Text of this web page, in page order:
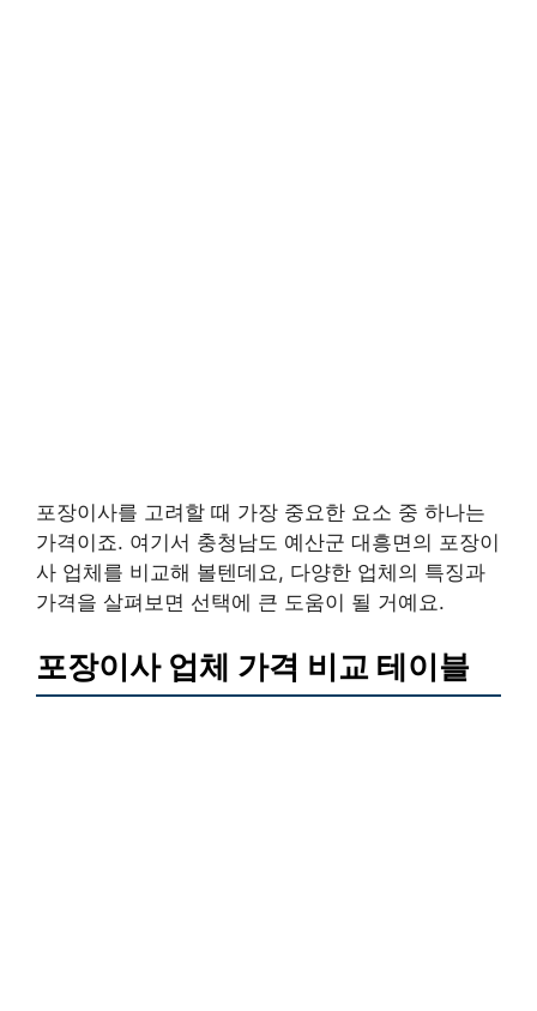
포장이사를 고려할 때 가장 중요한 요소 중 하나는
가격이죠. 여기서 충청남도 예산군 대흥면의 포장이
사 업체를 비교해 볼텐데요, 다양한 업체의 특징과
가격을 살펴보면 선택에 큰 도움이 될 거예요.
포장이사 업체 가격 비교 테이블